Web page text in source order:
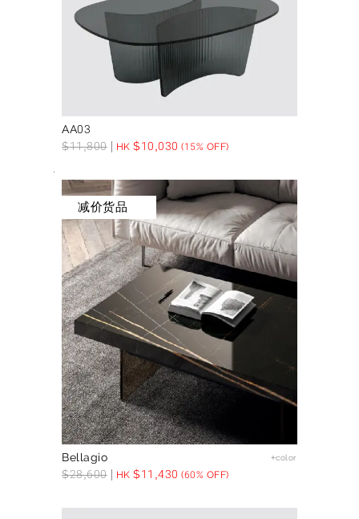
AA03
$11,800 HK$10,030 (15% OFF)
减价货品
Bellagio +color
$28,600 HK$11,430 (60% OFF)